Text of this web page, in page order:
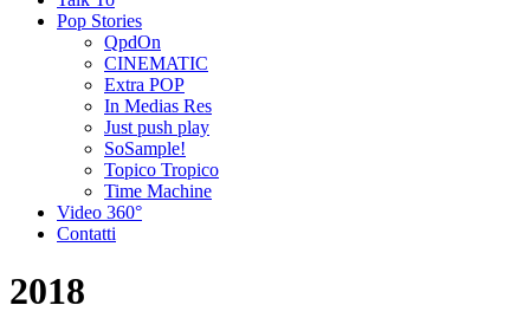
Pop Stories
QpdOn
CINEMATIC
Extra POP
In Medias Res
Just push play
SoSample!
Topico Tropico
Time Machine
Video 360°
Contatti
2018